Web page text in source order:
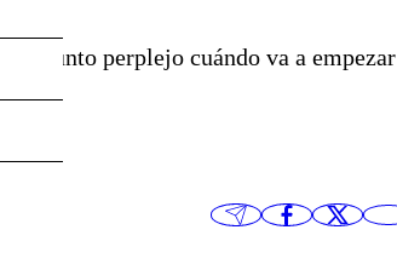
perplejo cuándo va a empezar